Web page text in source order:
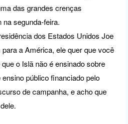
das grandes crenças
segunda-feira.
dos Estados Unidos Joe
a América, ele quer que você
o Islã não é ensinado sobre
público financiado pelo
de campanha, e acho que